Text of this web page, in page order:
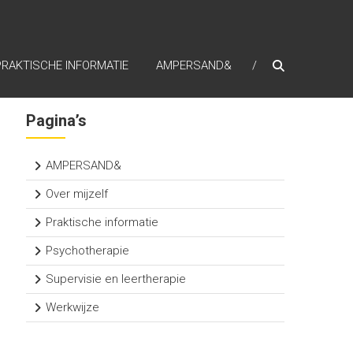
INFORMATIE AMPERSAND&
Pagina’s
AMPERSAND&
Over mijzelf
Praktische informatie
Psychotherapie
Supervisie en leertherapie
Werkwijze